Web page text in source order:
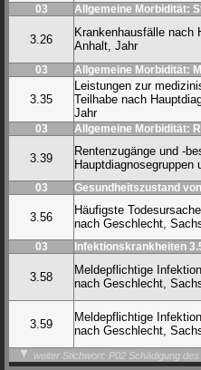
03 Allgemeine Morbidität:
3.26
Krankenhausfälle nach
Anhalt, Jahr
03 Allgemeine Morbidität:
3.35
Leistungen zur
Teilhabe nach
Jahr
03 Allgemeine Morbidität:
3.39
Rentenzugänge und -
03 Gesundheitszustand
3.56
Häufigste
nach Geschlecht,
03 Infektionskrankheiten
3.58
Meldepflichtige
nach Geschlecht,
3.59
Meldepflichtige
nach Geschlecht,
weiter Stichwort: P02 Schädigung